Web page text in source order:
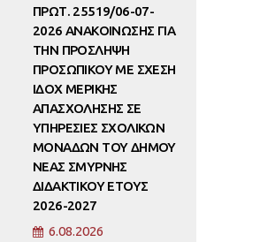
ΠΡΩΤ. 25519/06-07-
2026 ΑΝΑΚΟΙΝΩΣΗΣ ΓΙΑ
ΤΗΝ ΠΡΟΣΛΗΨΗ
ΠΡΟΣΩΠΙΚΟΥ ΜΕ ΣΧΕΣΗ
ΙΔΟΧ ΜΕΡΙΚΗΣ
ΑΠΑΣΧΟΛΗΣΗΣ ΣΕ
ΥΠΗΡΕΣΙΕΣ ΣΧΟΛΙΚΩΝ
ΜΟΝΑΔΩΝ ΤΟΥ ΔΗΜΟΥ
ΝΕΑΣ ΣΜΥΡΝΗΣ
ΔΙΔΑΚΤΙΚΟΥ ΕΤΟΥΣ
2026-2027
6.08.2026